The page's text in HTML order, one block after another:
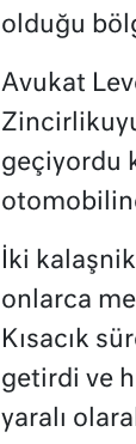
olduğu
Avukat
geçiyordu
İki
onlarca
Kısacık
getirdi ve
yaralı